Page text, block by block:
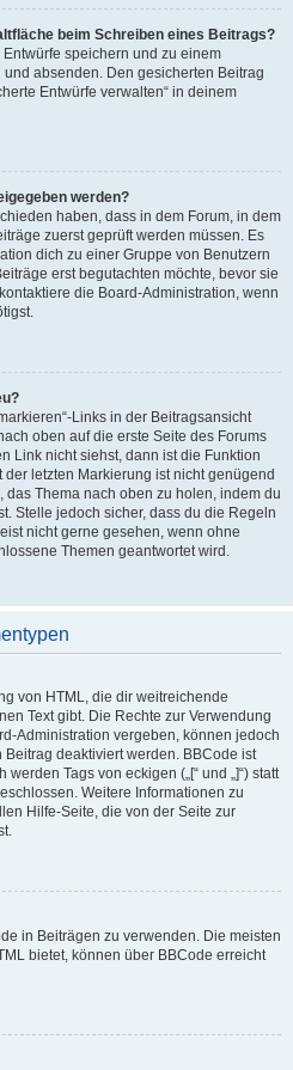
beim Schreiben eines Beitrags?
speichern und zu einem
absenden. Den gesicherten Beitrag
Entwürfe verwalten“ in deinem
werden?
haben, dass in dem Forum, in dem
zuerst geprüft werden müssen. Es
dich zu einer Gruppe von Benutzern
erst begutachten möchte, bevor sie
die Board-Administration, wenn
Links in der Beitragsansicht
oben auf die erste Seite des Forums
Link nicht siehst, dann ist die Funktion
letzten Markierung ist nicht genügend
Thema nach oben zu holen, indem du
Stelle jedoch sicher, dass du die Regeln
nicht gerne gesehen, wenn ohne
Themen geantwortet wird.
von HTML, die dir weitreichende
Text gibt. Die Rechte zur Verwendung
Administration vergeben, können jedoch
deaktiviert werden. BBCode ist
Tags von eckigen („[“ und „]“) statt
Weitere Informationen zu
Hilfe-Seite, die von der Seite zur
in Beiträgen zu verwenden. Die meisten
bietet, können über BBCode erreicht